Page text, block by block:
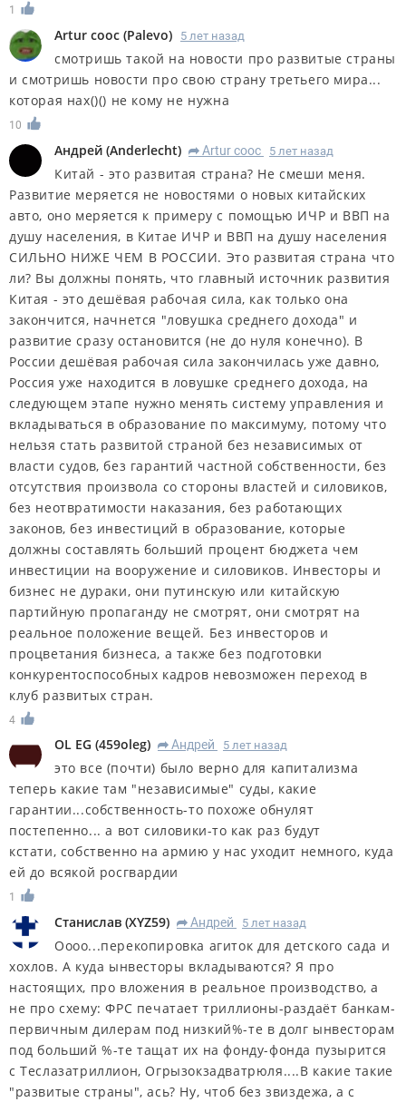
1
Artur cooc (Palevo) 5 лет назад
смотришь такой на новости про развитые страны
и смотришь новости про свою страну третьего мира...
которая нах()() не кому не нужна
10
Андрей (Anderlecht) R Artur cooc 5 лет назад
Китай - это развитая страна? Не смеши меня.
Развитие меряется не новостями о новых китайских
авто, оно меряется к примеру с помощью ИЧР и ВВП на
душу населения, в Китае ИЧР и ВВП на душу населения
СИЛЬНО НИЖЕ ЧЕМ В РОССИИ. Это развитая страна что
ли? Вы должны понять, что главный источник развития
Китая - это дешёвая рабочая сила, как только она
закончится, начнется "ловушка среднего дохода" и
развитие сразу остановится (не до нуля конечно). В
России дешёвая рабочая сила закончилась уже давно,
Россия уже находится в ловушке среднего дохода, на
следующем этапе нужно менять систему управления и
вкладываться в образование по максимуму, потому что
нельзя стать развитой страной без независимых от
власти судов, без гарантий частной собственности, без
отсутствия произвола со стороны властей и силовиков,
без неотвратимости наказания, без работающих
законов, без инвестиций в образование, которые
должны составлять больший процент бюджета чем
инвестиции на вооружение и силовиков. Инвесторы и
бизнес не дураки, они путинскую или китайскую
партийную пропаганду не смотрят, они смотрят на
реальное положение вещей. Без инвесторов и
процветания бизнеса, а также без подготовки
конкурентоспособных кадров невозможен переход в
клуб развитых стран.
4
OL EG (459oleg) R Андрей 5 лет назад
это все (почти) было верно для капитализма
теперь какие там "независимые" суды, какие
гарантии...собственность-то похоже обнулят
постепенно... а вот силовики-то как раз будут
кстати, собственно на армию у нас уходит немного, куда
ей до всякой росгвардии
1
Станислав (XYZ59) R Андрей 5 лет назад
Оооо...перекопировка агиток для детского сада и
хохлов. А куда ынвесторы вкладываются? Я про
настоящих, про вложения в реальное производство, а
не про схему: ФРС печатает триллионы-раздаёт банкам-
первичным дилерам под низкий%-те в долг ынвесторам
под больший %-те тащат их на фонду-фонда пузырится
с Теслазатриллион, Огрызокзадватрюля....В какие такие
"развитые страны", ась? Ну, чтоб без звиздежа, а с